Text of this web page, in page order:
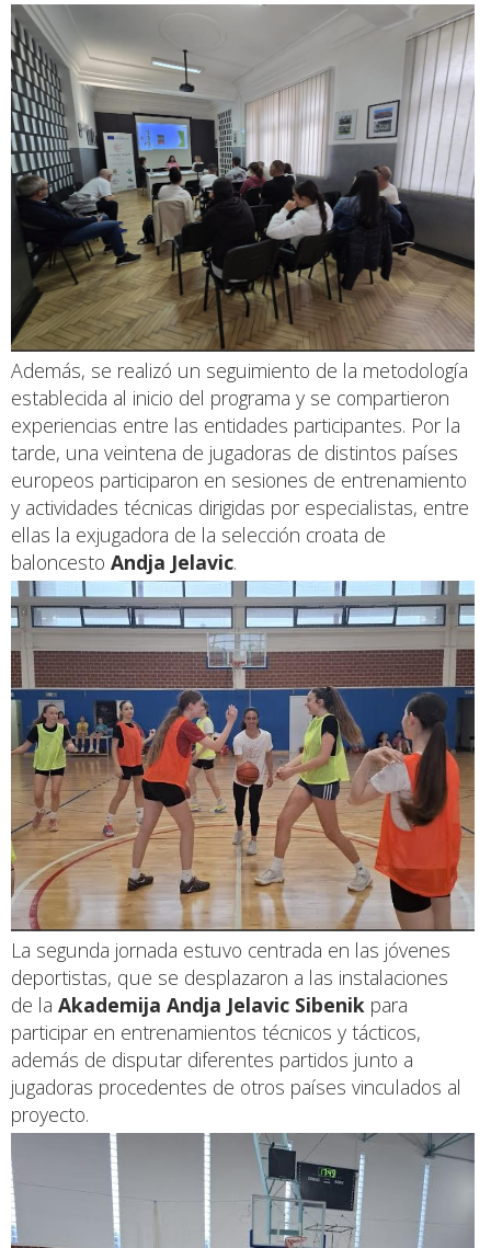
Además, se realizó un seguimiento de la metodología
establecida al inicio del programa y se compartieron
experiencias entre las entidades participantes. Por la
tarde, una veintena de jugadoras de distintos países
europeos participaron en sesiones de entrenamiento
y actividades técnicas dirigidas por especialistas, entre
ellas la exjugadora de la selección croata de
baloncesto Andja Jelavic.
La segunda jornada estuvo centrada en las jóvenes
deportistas, que se desplazaron a las instalaciones
de la Akademija Andja Jelavic Sibenik para
participar en entrenamientos técnicos y tácticos,
además de disputar diferentes partidos junto a
jugadoras procedentes de otros países vinculados al
proyecto.